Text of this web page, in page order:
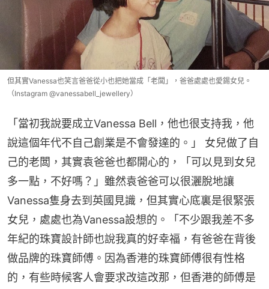
但其實Vanessa也笑言爸爸從小也把她當成「老闆」，爸爸處處也愛錫女兒。
（Instagram @vanessabell_jewellery）
「當初我說要成立Vanessa Bell，他也很支持我，他
說這個年代不自己創業是不會發達的。」 女兒做了自
己的老闆，其實袁爸爸也都開心的，「可以見到女兒
多一點，不好嗎？」雖然袁爸爸可以很灑脫地讓
Vanessa隻身去到英國見識，但其實心底裏是很緊張
女兒，處處也為Vanessa設想的。「不少跟我差不多
年紀的珠寶設計師也說我真的好幸福，有爸爸在背後
做品牌的珠寶師傅。因為香港的珠寶師傅很有性格
的，有些時候客人會要求改這改那，但香港的師傅是